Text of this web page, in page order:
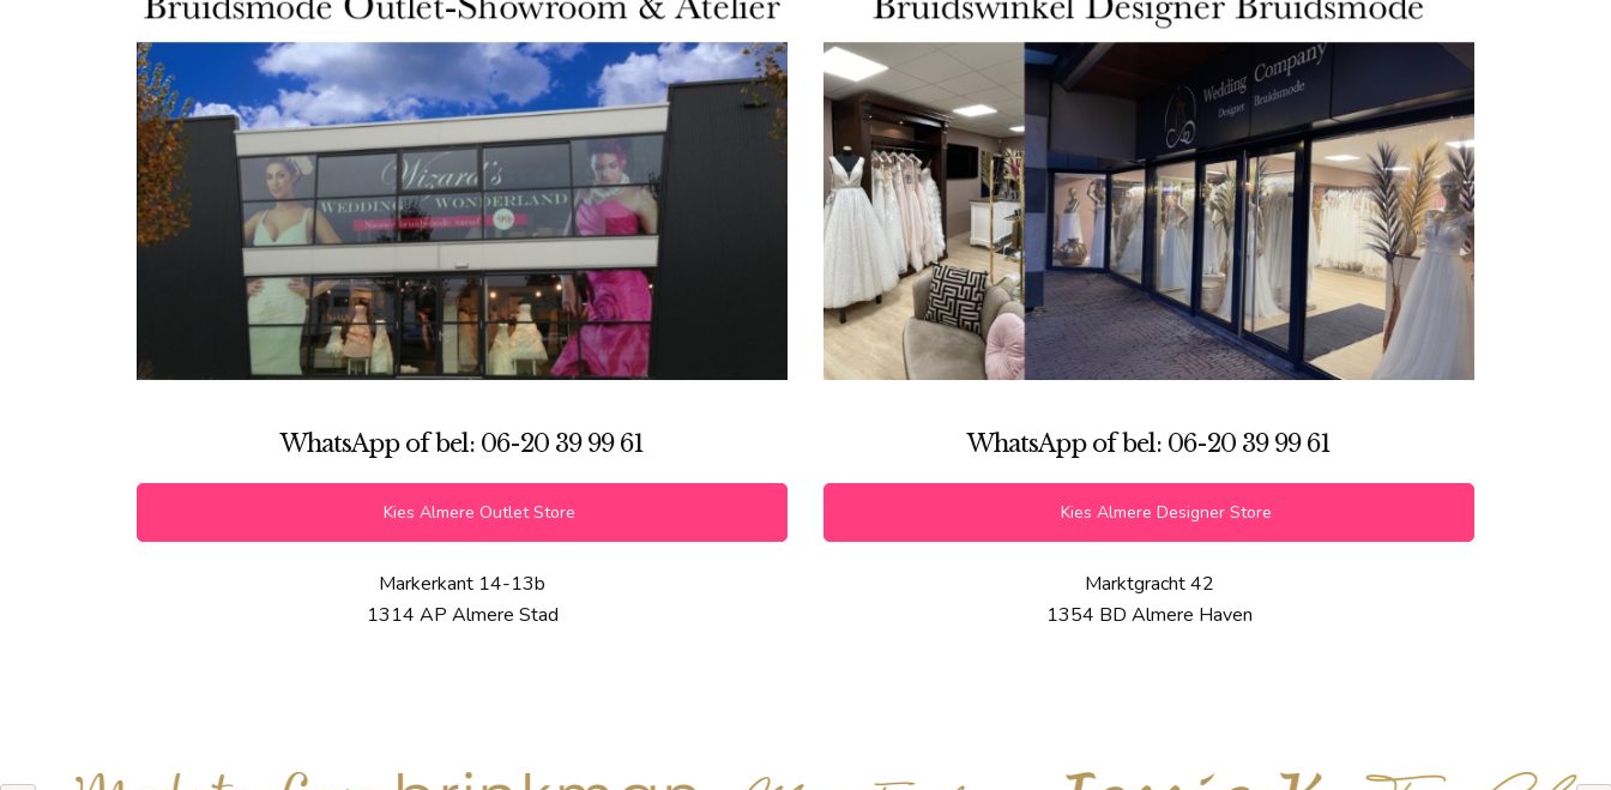
WhatsApp of bel: 06-20 39 99 61
Kies Almere Outlet Store
Markerkant 14-13b
1314 AP Almere Stad
WhatsApp of bel: 06-20 39 99 61
Kies Almere Designer Store
Marktgracht 42
1354 BD Almere Haven